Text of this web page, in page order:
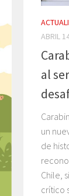
ABRIL
al
un
de
Chile,
crítico